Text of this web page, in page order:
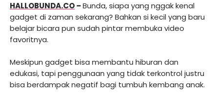
HALLOBUNDA.CO–Bunda, siapa yang nggak kenal
gadget di zaman sekarang? Bahkan si kecil yang baru
belajar bicara pun sudah pintar membuka video
favoritnya.
Meskipun gadget bisa membantu hiburan dan
edukasi, tapi penggunaan yang tidak terkontrol justru
bisa berdampak negatif bagi tumbuh kembang anak.